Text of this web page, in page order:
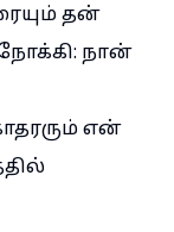
தன்
நான்
என்